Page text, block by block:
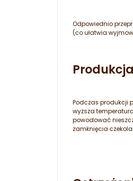
Odpowiednio
(co ułatwia
Podczas produkcji
wyższa
powodować
zamknięcia